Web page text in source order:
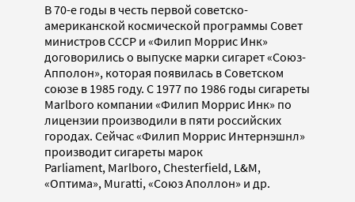
В 70-е годы в честь первой советско-
американской космической программы Совет
министров СССР и «Филип Моррис Инк»
договорились о выпуске марки сигарет «Союз-
Апполон», которая появилась в Советском
союзе в 1985 году. С 1977 по 1986 годы сигареты
Marlboro компании «Филип Моррис Инк» по
лицензии производили в пяти российских
городах. Сейчас «Филип Моррис Интернэшнл»
производит сигареты марок
Parliament, Marlboro, Chesterfield, L&M,
«Оптима», Muratti, «Союз Аполлон» и др.